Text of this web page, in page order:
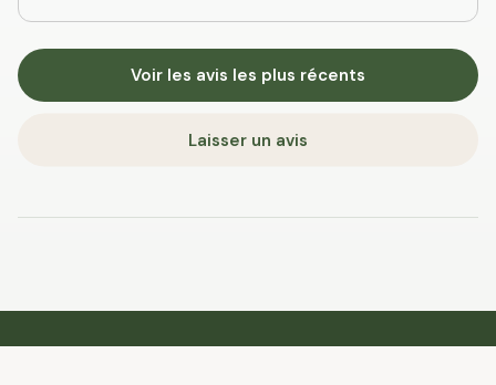
Voir les avis les plus récents
Laisser un avis